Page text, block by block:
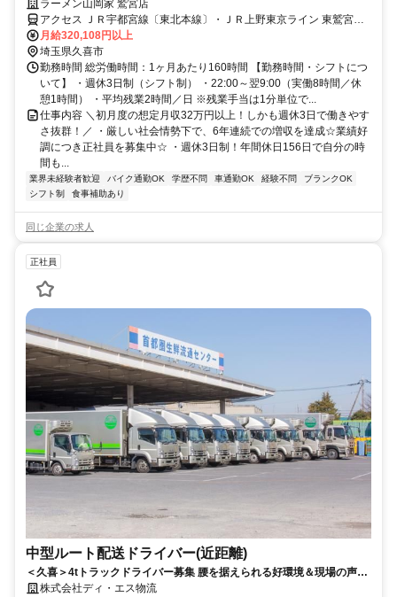
N1 or higher.」【22時～7時の固定勤務（休憩1h・残業平均2h）】年間
休日156日◎初月から月収32万円！
ラーメン山岡家 鷲宮店
アクセス ＪＲ宇都宮線〔東北本線〕・ＪＲ上野東京ライン 東鷲宮西
口徒歩約14分、東武伊勢崎線〔スカイツリーライン〕 鷲宮東口徒歩
約24分、ＪＲ宇都宮線〔東北本線〕・ＪＲ上野東京ライン/ＪＲ湘南
新宿ライン 久喜東口徒歩約46分 東鷲宮(ＪＲ宇都宮線)西口(徒歩15分)
月給320,108円以上
埼玉県久喜市
勤務時間 総労働時間：1ヶ月あたり160時間 【勤務時間・シフトにつ
いて】 ・週休3日制（シフト制） ・22:00～翌9:00（実働8時間／休
憩1時間） ・平均残業2時間／日 ※残業手当は1分単位で...
仕事内容 ＼初月度の想定月収32万円以上！しかも週休3日で働きやす
さ抜群！／ ・厳しい社会情勢下で、6年連続での増収を達成☆業績好
調につき正社員を募集中☆ ・週休3日制！年間休日156日で自分の時
間も...
業界未経験者歓迎 バイク通勤OK 学歴不問 車通勤OK 経験不問
ブランクOK
シフト制
食事補助あり
同じ企業の求人
正社員
中型ルート配送ドライバー(近距離)
＜久喜＞4tトラックドライバー募集 腰を据えられる好環境＆現場の声を
聞く万全の体制に注目！
株式会社ディ・エス物流